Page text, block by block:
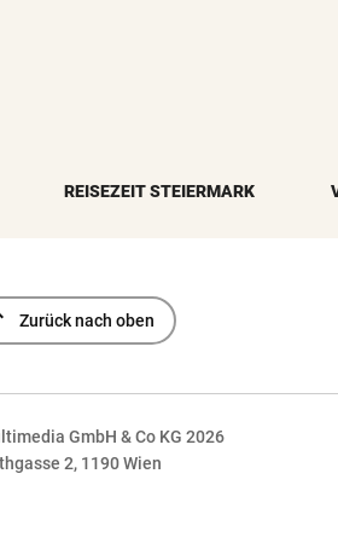
REISEZEIT STEIERMARK
Zurück nach oben
GmbH & Co KG 2026
2, 1190 Wien